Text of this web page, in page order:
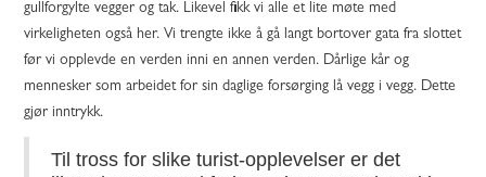
gullforgylte vegger og tak. Likevel fikk vi alle et lite møte med
virkeligheten også her. Vi trengte ikke å gå langt bortover gata fra slottet
før vi opplevde en verden inni en annen verden. Dårlige kår og
mennesker som arbeidet for sin daglige forsørging lå vegg i vegg. Dette
gjør inntrykk.
Til tross for slike turist-opplevelser er det